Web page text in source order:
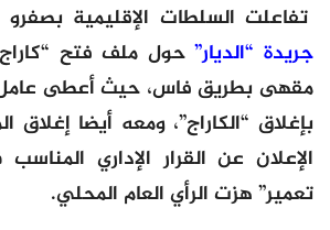
تفاعلت السلطات الإقليمية
جريدة “الديار”حول ملف فتح
مقهى بطريق فاس، حيث أعطى عامل
بإغلاق “الكاراج”، ومعه أيضا
الإعلان عن القرار الإداري
تعمير” هزت الرأي العام المحلي.